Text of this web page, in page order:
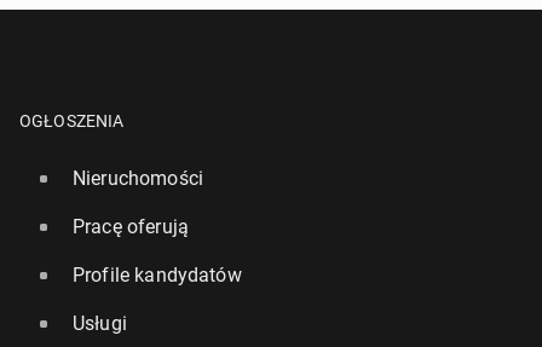
OGŁOSZENIA
Nieruchomości
Pracę oferują
Profile kandydatów
Usługi